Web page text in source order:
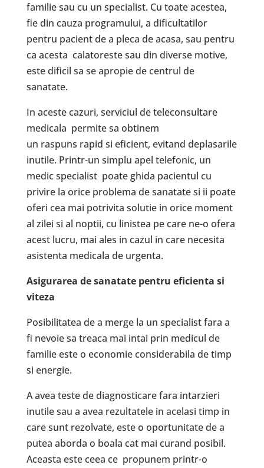
familie sau cu un specialist. Cu toate acestea,
fie din cauza programului, a dificultatilor
pentru pacient de a pleca de acasa, sau pentru
ca acesta calatoreste sau din diverse motive,
este dificil sa se apropie de centrul de
sanatate.
In aceste cazuri, serviciul de teleconsultare
medicala permite sa obtinem
un raspuns rapid si eficient, evitand deplasarile
inutile. Printr-un simplu apel telefonic, un
medic specialist poate ghida pacientul cu
privire la orice problema de sanatate si ii poate
oferi cea mai potrivita solutie in orice moment
al zilei si al noptii, cu linistea pe care ne-o ofera
acest lucru, mai ales in cazul in care necesita
asistenta medicala de urgenta.
Asigurarea de sanatate pentru eficienta si
viteza
Posibilitatea de a merge la un specialist fara a
fi nevoie sa treaca mai intai prin medicul de
familie este o economie considerabila de timp
si energie.
A avea teste de diagnosticare fara intarzieri
inutile sau a avea rezultatele in acelasi timp in
care sunt rezolvate, este o oportunitate de a
putea aborda o boala cat mai curand posibil.
Aceasta este ceea ce propunem printr-o